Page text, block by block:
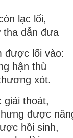
lạc lối,
dẫn đưa
được lối vào:
hận thù
xót.
giải thoát,
được
hồi sinh,